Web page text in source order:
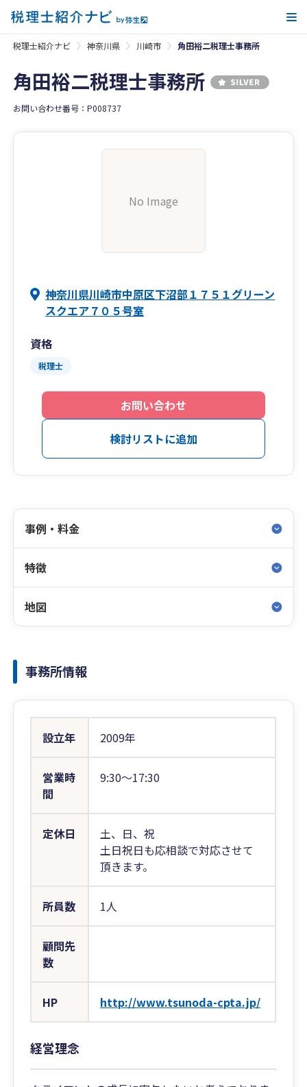
税理士紹介ナビ 神奈川県 川崎市 角田裕二税理士事務所
角田裕二税理士事務所
お問い合わせ番号：P008737
No Image
神奈川県川崎市中原区下沼部１７５１グリーン
スクエア７０５号室
資格
税理士
お問い合わせ
検討リストに追加
事例・料金
特徴
地図
事務所情報
設立年 2009年
営業時
間
9:30〜17:30
定休日
土、日、祝
土日祝日も応相談で対応させて
頂きます。
所員数 1人
顧問先
数
HP http://www.tsunoda-cpta.jp/
経営理念